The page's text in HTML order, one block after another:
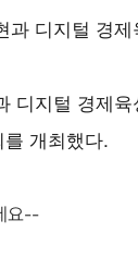
과 디지털 경
디지털 경제
개최했다.
요--